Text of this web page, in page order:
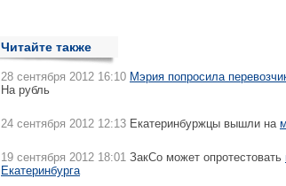
Читайте также
28 сентября 2012 16:10 Мэрия попросила
На рубль
24 сентября 2012 12:13 Екатеринбуржцы вышли на
19 сентября 2012 18:01 ЗакСо может опротестовать
Екатеринбурга